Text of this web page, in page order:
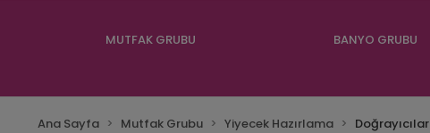
MUTFAK GRUBU BANYO GRUBU
Ana Sayfa Mutfak Grubu Yiyecek Hazırlama Doğrayıcılar